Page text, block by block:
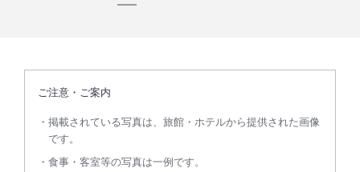
ご注意・ご案内
掲載されている写真は、旅館・ホテルから提供された画像
です。
食事・客室等の写真は一例です。